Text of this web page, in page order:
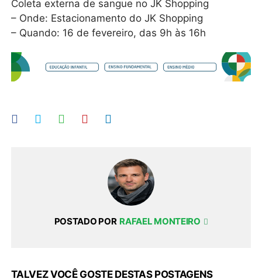
Coleta externa de sangue no JK Shopping
– Onde: Estacionamento do JK Shopping
– Quando: 16 de fevereiro, das 9h às 16h
POSTADO POR RAFAEL MONTEIRO
TALVEZ VOCÊ GOSTE DESTAS POSTAGENS